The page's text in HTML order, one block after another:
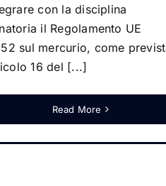
con la disciplina
il Regolamento UE
sul mercurio, come
16 del [...]
Read More